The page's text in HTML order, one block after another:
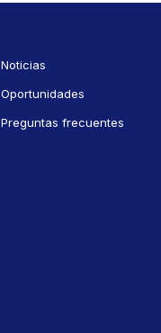
Noticias
Oportunidades
Preguntas frecuentes